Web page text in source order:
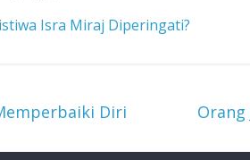
Isra Miraj Diperingati?
Diri